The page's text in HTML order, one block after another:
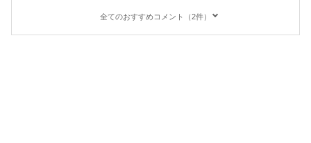
全てのおすすめコメント（2件）